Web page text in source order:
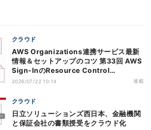
クラウド
AWS Organizations連携サービス最新
情報＆セットアップのコツ 第33回 AWS
Sign-InのResource Control
Policy（RCP）対応のメリットと注意点
2026/07/22 10:14 連載
クラウド
日立ソリューションズ西日本、金融機関
と保証会社の書類授受をクラウド化